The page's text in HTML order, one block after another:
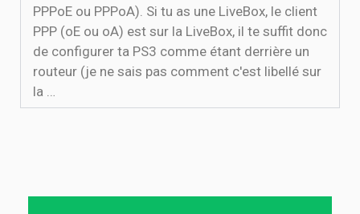
PPPoE ou PPPoA). Si tu as une LiveBox, le client
PPP (oE ou oA) est sur la LiveBox, il te suffit donc
de configurer ta PS3 comme étant derrière un
routeur (je ne sais pas comment c'est libellé sur
la …